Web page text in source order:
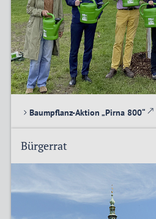
Baumpflanz-Aktion „Pirna 800“
Bürgerrat